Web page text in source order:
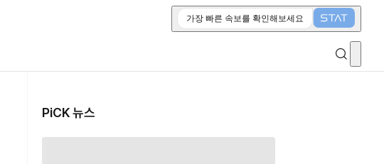
가장 빠른 속보를 확인해보세요
PiCK 뉴스